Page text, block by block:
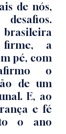
de nós,
firme, a
pé, com
o
de um
E, ao
e fé
o ano